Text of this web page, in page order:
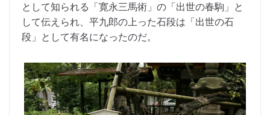
として知られる「寛永三馬術」の「出世の春駒」と
して伝えられ、平九郎の上った石段は「出世の石
段」として有名になったのだ。